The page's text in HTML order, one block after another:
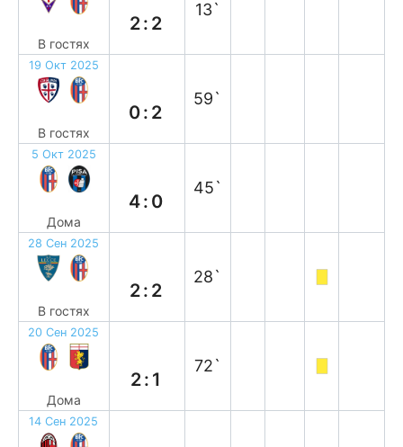
В гостях
2:2
13`
19 Окт 2025
В гостях
0:2
59`
5 Окт 2025
Дома
4:0
45`
28 Сен 2025
В гостях
2:2
28`
20 Сен 2025
Дома
2:1
72`
14 Сен 2025